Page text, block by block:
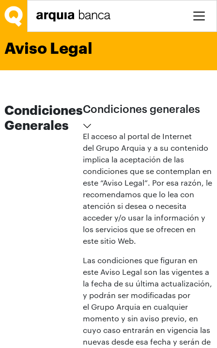
Saltar al contenido principal
Aviso Legal
Condiciones
Generales
Condiciones generales
El acceso al portal de Internet
del Grupo Arquia y a su contenido
implica la aceptación de las
condiciones que se contemplan en
este “Aviso Legal”. Por esa razón, le
recomendamos que lo lea con
atención si desea o necesita
acceder y/o usar la información y
los servicios que se ofrecen en
este sitio Web.
Las condiciones que figuran en
este Aviso Legal son las vigentes a
la fecha de su última actualización,
y podrán ser modificadas por
el Grupo Arquia en cualquier
momento y sin aviso previo, en
cuyo caso entrarán en vigencia las
nuevas desde esa fecha y serán de